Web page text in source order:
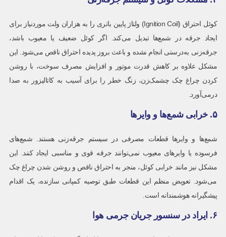
کوئل احتراق (Ignition Coil) ولتاژ پایین باتری را به هزاران ولت موردنیاز برای
ایجاد جرقه در شمع‌ها تبدیل می‌کند. اگر کوئل ضعیف یا معیوب باشد،
جرقه‌زنی به‌درستی انجام نشده و باعث بروز پدیده احتراق ناقص می‌شود. این
مشکل علاوه بر کاهش قدرت موتور و افزایش مصرف سوخت، با روشن
کردن چراغ چک چشمک‌زن، زنگ خطر را برای آسیب به کاتالیزور به صدا
درمی‌آورد.
۵. خرابی شمع‌ها و وایرها
شمع‌ها و وایرها قطعات مصرفی در سیستم جرقه‌زنی هستند. شمع‌های
فرسوده یا وایرهای معیوب نمی‌توانند جرقه قوی و مناسبی ایجاد کنند. این
مشکل نیز مانند خرابی کوئل، منجر به احتراق ناقص و روشن شدن چراغ چک
می‌شود. تعویض منظم این قطعات طبق توصیه کمپانی سازنده، یک اقدام
پیشگیرانه هوشمندانه است.
۶. ایراد در سنسور جریان جرمی هوا